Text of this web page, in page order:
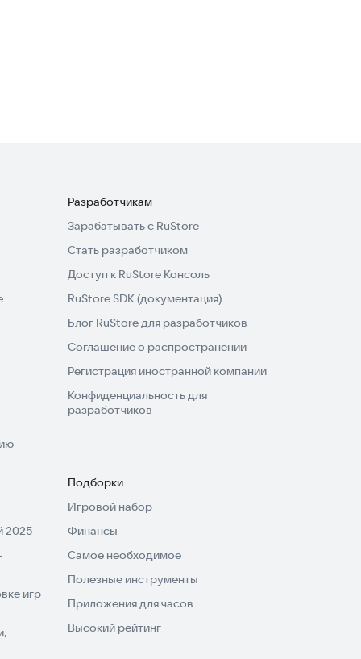
Разработчикам
Зарабатывать с RuStore
Стать разработчиком
Доступ к RuStore Консоль
RuStore SDK (документация)
Блог RuStore для разработчиков
Соглашение о распространении
Регистрация иностранной компании
Конфиденциальность для
разработчиков
2025
игр
Подборки
Игровой набор
Финансы
Самое необходимое
Полезные инструменты
Приложения для часов
Высокий рейтинг